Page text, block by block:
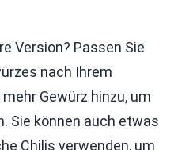
Version? Passen Sie
nach Ihrem
Gewürz hinzu, um
Sie können auch etwas
Chilis verwenden, um